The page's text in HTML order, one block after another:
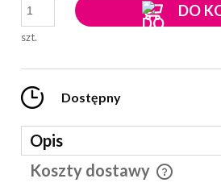
szt.
DO
Dostępny
Opis
Koszty dostawy
Cena nie zawiera ewentualnych